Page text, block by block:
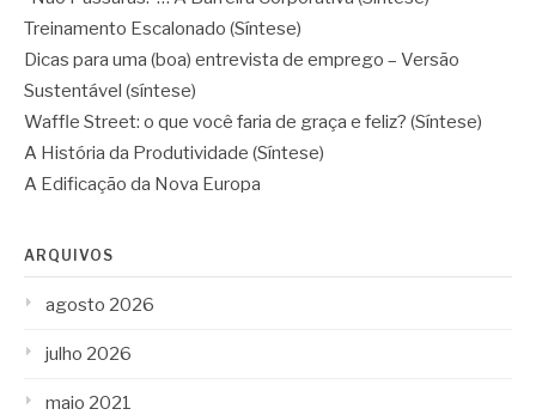
Treinamento Escalonado (Síntese)
Dicas para uma (boa) entrevista de emprego – Versão
Sustentável (síntese)
Waffle Street: o que você faria de graça e feliz? (Síntese)
A História da Produtividade (Síntese)
A Edificação da Nova Europa
ARQUIVOS
agosto 2026
julho 2026
maio 2021